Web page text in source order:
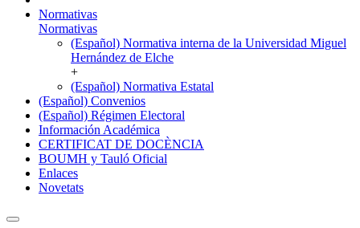
Normativas
Normativas
(Español) Normativa interna de la Universidad Miguel
Hernández de Elche
+
(Español) Normativa Estatal
(Español) Convenios
(Español) Régimen Electoral
Información Académica
CERTIFICAT DE DOCÈNCIA
BOUMH y Tauló Oficial
Enlaces
Novetats